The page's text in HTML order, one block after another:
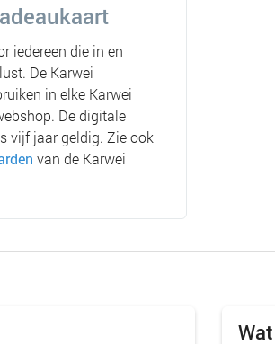
iedereen die in en
De Karwei
in elke Karwei
De digitale
vijf jaar geldig. Zie ook
van de Karwei